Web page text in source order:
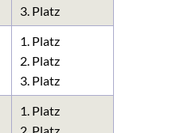
3. Platz
1. Platz
2. Platz
3. Platz
1. Platz